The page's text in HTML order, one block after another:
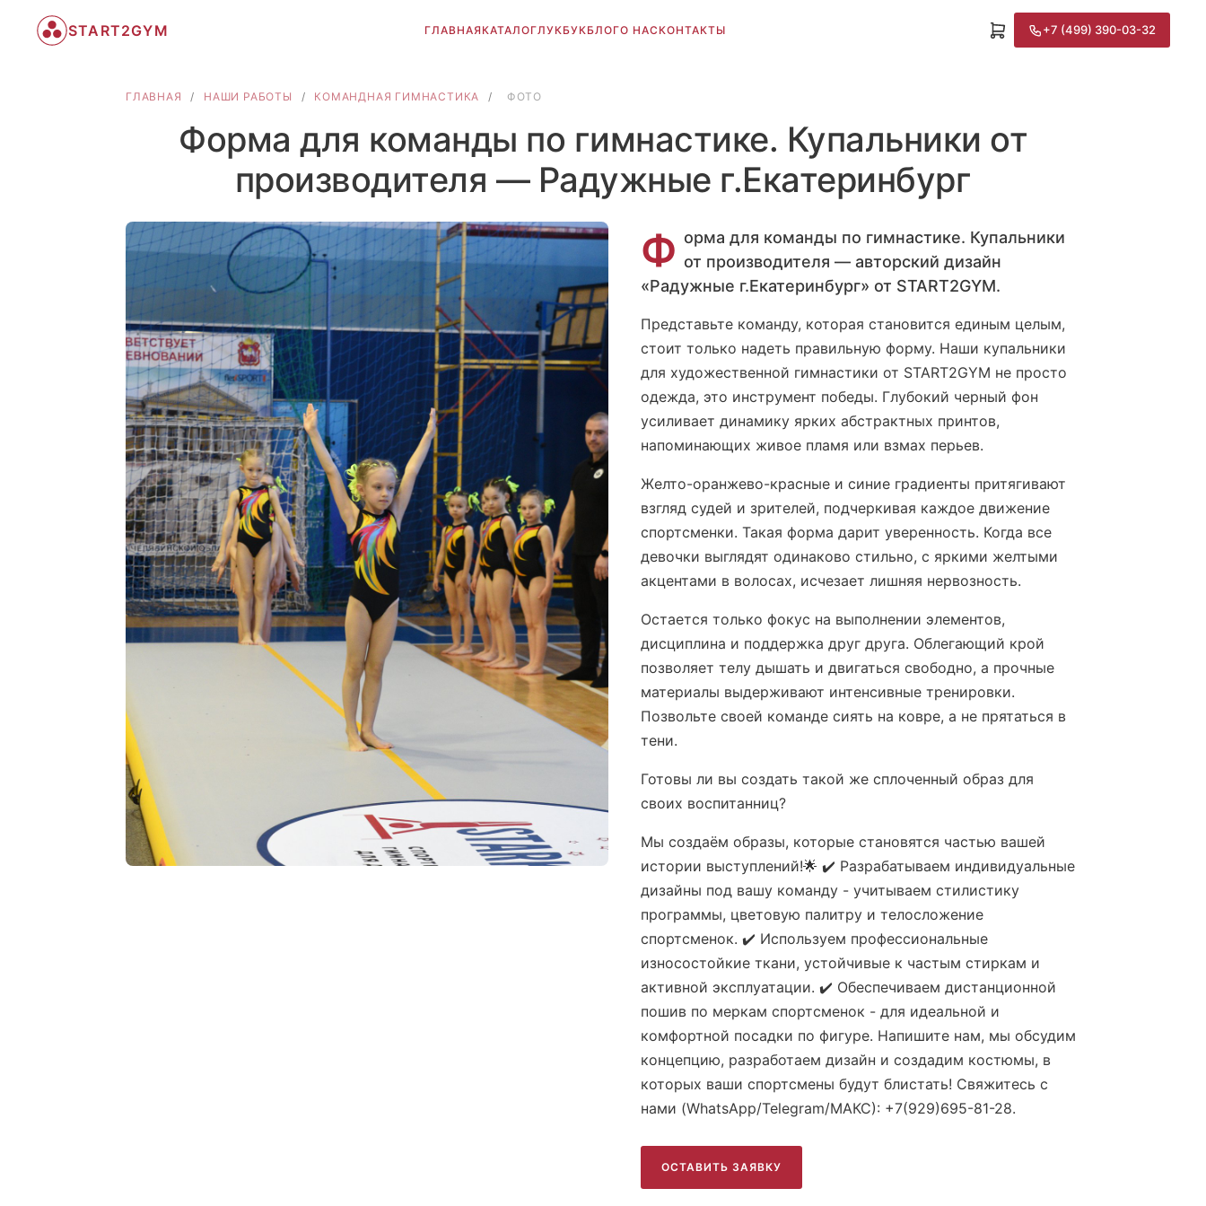
START2GYM ГЛАВНАЯКАТАЛОГЛУКБУКБЛОГО НАС КОНТАКТЫ +7 (499) 390-03-32
ГЛАВНАЯ / НАШИ РАБОТЫ / КОМАНДНАЯ ГИМНАСТИКА / ФОТО
Форма для команды по гимнастике. Купальники от
производителя — Радужные г.Екатеринбург
Ф орма для команды по гимнастике. Купальники
от производителя — авторский дизайн
«Радужные г.Екатеринбург» от START2GYM.
Представьте команду, которая становится единым целым,
стоит только надеть правильную форму. Наши купальники
для художественной гимнастики от START2GYM не просто
одежда, это инструмент победы. Глубокий черный фон
усиливает динамику ярких абстрактных принтов,
напоминающих живое пламя или взмах перьев.
Желто-оранжево-красные и синие градиенты притягивают
взгляд судей и зрителей, подчеркивая каждое движение
спортсменки. Такая форма дарит уверенность. Когда все
девочки выглядят одинаково стильно, с яркими желтыми
акцентами в волосах, исчезает лишняя нервозность.
Остается только фокус на выполнении элементов,
дисциплина и поддержка друг друга. Облегающий крой
позволяет телу дышать и двигаться свободно, а прочные
материалы выдерживают интенсивные тренировки.
Позвольте своей команде сиять на ковре, а не прятаться в
тени.
Готовы ли вы создать такой же сплоченный образ для
своих воспитанниц?
Мы создаём образы, которые становятся частью вашей
истории выступлений!🌟 ✔️ Разрабатываем индивидуальные
дизайны под вашу команду - учитываем стилистику
программы, цветовую палитру и телосложение
спортсменок. ✔️ Используем профессиональные
износостойкие ткани, устойчивые к частым стиркам и
активной эксплуатации. ✔️ Обеспечиваем дистанционной
пошив по меркам спортсменок - для идеальной и
комфортной посадки по фигуре. Напишите нам, мы обсудим
концепцию, разработаем дизайн и создадим костюмы, в
которых ваши спортсмены будут блистать! Свяжитесь с
нами (WhatsApp/Telegram/МАКС): +7(929)695-81-28.
ОСТАВИТЬ ЗАЯВКУ